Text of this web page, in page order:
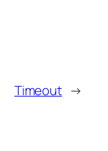
Timeout →